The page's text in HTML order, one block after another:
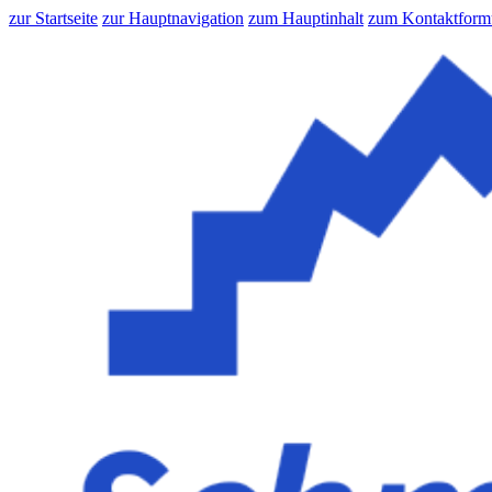
zur Startseite zur Hauptnavigation zum Hauptinhalt zum